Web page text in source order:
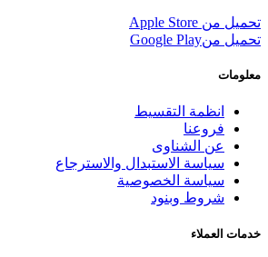
تحميل من Apple Store
تحميل منGoogle Play
معلومات
انظمة التقسيط
فروعنا
عن الشناوى
سياسة الاستبدال والاسترجاع
سياسة الخصوصية
شروط وبنود
خدمات العملاء